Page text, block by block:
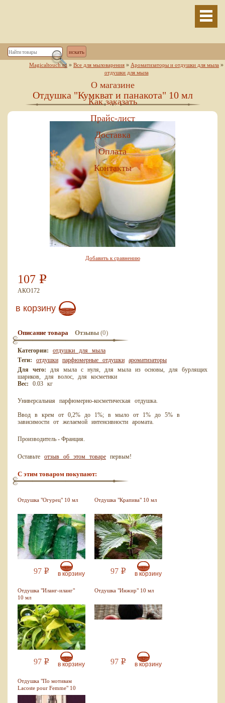
О магазине
Как заказать
Прайс-лист
Доставка
Оплата
Контакты
Magicaltouch.ru » Все для мыловарения » Ароматизаторы и отдушки для мыла »
отдушки для мыла
Отдушка "Кумкват и панакота" 10 мл
Добавить к сравнению
107 Р
АКО172
в корзину
Описание товара Отзывы (0)
Категории:
отдушки для мыла
Теги:
отдушки парфюмерные отдушки ароматизаторы
Для чего:
для мыла с нуля, для мыла из основы, для бурлящих
шариков, для волос, для косметики
Вес:
0.03 кг
Универсальная парфюмерно-косметическая отдушка.
Ввод в крем от 0,2% до 1%; в мыло от 1% до 5% в
зависимости от желаемой интенсивности аромата.
Производитель - Франция.
Оставьте отзыв об этом товаре первым!
С этим товаром покупают:
Отдушка "Огурец" 10 мл
97 Р в корзину
Отдушка "Крапива" 10 мл
97 Р в корзину
Отдушка "Иланг-иланг"
10 мл
97 Р в корзину
Отдушка "Инжир" 10 мл
97 Р в корзину
Отдушка "По мотивам
Lacoste pour Femme" 10
мл